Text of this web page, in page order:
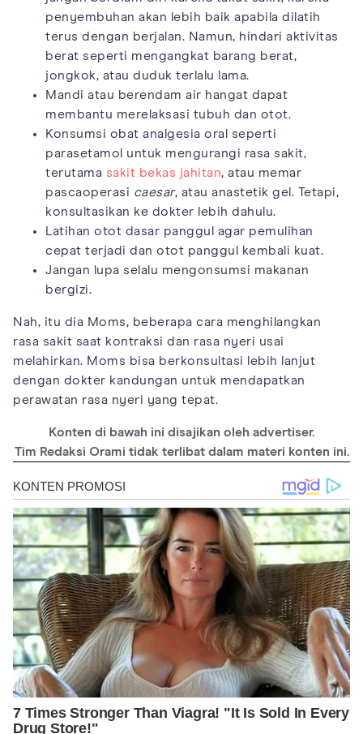
penyembuhan akan lebih baik apabila dilatih
terus dengan berjalan. Namun, hindari aktivitas
berat seperti mengangkat barang berat,
jongkok, atau duduk terlalu lama.
Mandi atau berendam air hangat dapat
membantu merelaksasi tubuh dan otot.
Konsumsi obat analgesia oral seperti
parasetamol untuk mengurangi rasa sakit,
terutama sakit bekas jahitan, atau memar
pascaoperasi caesar, atau anastetik gel. Tetapi,
konsultasikan ke dokter lebih dahulu.
Latihan otot dasar panggul agar pemulihan
cepat terjadi dan otot panggul kembali kuat.
Jangan lupa selalu mengonsumsi makanan
bergizi.
Nah, itu dia Moms, beberapa cara menghilangkan
rasa sakit saat kontraksi dan rasa nyeri usai
melahirkan. Moms bisa berkonsultasi lebih lanjut
dengan dokter kandungan untuk mendapatkan
perawatan rasa nyeri yang tepat.
Konten di bawah ini disajikan oleh advertiser.
Tim Redaksi Orami tidak terlibat dalam materi konten ini.